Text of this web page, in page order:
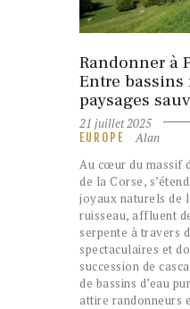
Randonner à
Entre
paysages
21 juillet 2025
EUROPE
Alan
Au cœur du massif
de la Corse,
joyaux naturels de
ruisseau, affluent
serpente à travers
spectaculaires et
succession de
de bassins d’eau
attire randonneurs